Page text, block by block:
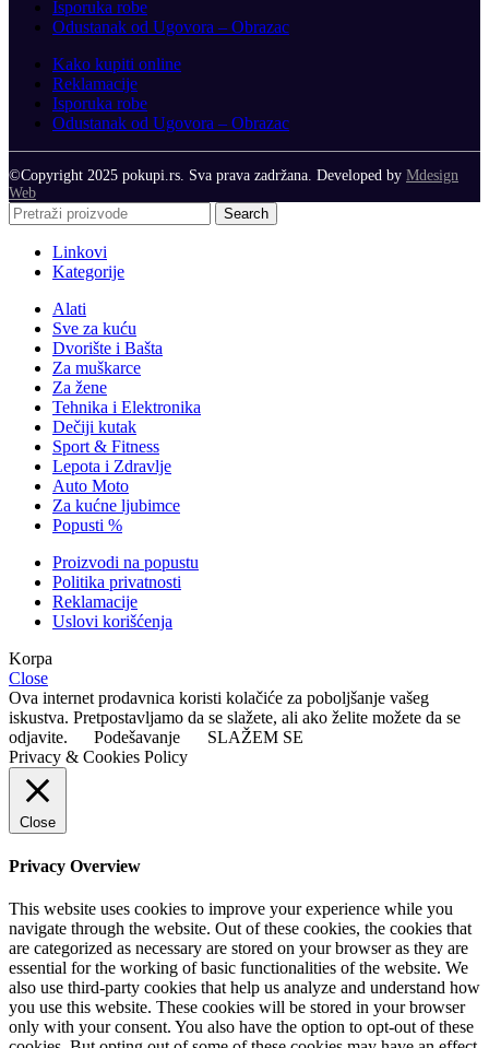
Isporuka robe
Odustanak od Ugovora – Obrazac
Kako kupiti online
Reklamacije
Isporuka robe
Odustanak od Ugovora – Obrazac
©Copyright 2025 pokupi.rs. Sva prava zadržana. Developed by Mdesign
Web
Search
Linkovi
Kategorije
Alati
Sve za kuću
Dvorište i Bašta
Za muškarce
Za žene
Tehnika i Elektronika
Dečiji kutak
Sport & Fitness
Lepota i Zdravlje
Auto Moto
Za kućne ljubimce
Popusti %
Proizvodi na popustu
Politika privatnosti
Reklamacije
Uslovi korišćenja
Korpa
Close
Ova internet prodavnica koristi kolačiće za poboljšanje vašeg
iskustva. Pretpostavljamo da se slažete, ali ako želite možete da se
odjavite.
Podešavanje
SLAŽEM SE
Privacy & Cookies Policy
Close
Privacy Overview
This website uses cookies to improve your experience while you
navigate through the website. Out of these cookies, the cookies that
are categorized as necessary are stored on your browser as they are
essential for the working of basic functionalities of the website. We
also use third-party cookies that help us analyze and understand how
you use this website. These cookies will be stored in your browser
only with your consent. You also have the option to opt-out of these